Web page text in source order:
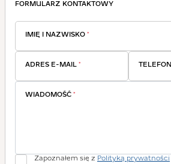
FORMULARZ KONTAKTOWY
IMIĘ I NAZWISKO *
ADRES E-MAIL * TELEFON
WIADOMOŚĆ *
Zapoznałem się z Polityką prywatności